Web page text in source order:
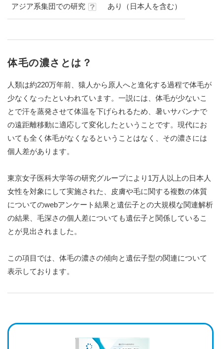
アジア系集団での研究 あり（日本人を含む）
体毛の濃さとは？
人類は約220万年前、猿人から原人へと進化する過程で体毛が
少なくなったといわれています。一説には、体毛が少ないこ
とで汗を蒸発させて体温を下げられるため、暑いサバンナで
の遠距離移動に適応して変化したということです。現代にお
いても全く体毛がなくなるということはなく、その濃さには
個人差があります。
東京女子医科大学等の研究グループにより1万人以上の日本人
女性を対象にして実施された、皮膚や毛に関する複数の体質
についてのwebアンケート結果と遺伝子との大規模な関連解析
の結果、毛深さの個人差についても遺伝子と関係しているこ
とが見出されました。
この項目では、体毛の濃さの傾向と遺伝子型の関連について
表示しております。